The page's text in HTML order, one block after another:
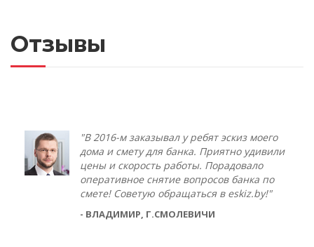
Отзывы
"В 2016-м заказывал у ребят эскиз моего
дома и смету для банка. Приятно удивили
цены и скорость работы. Порадовало
оперативное снятие вопросов банка по
смете! Советую обращаться в eskiz.by!"
- ВЛАДИМИР, Г.СМОЛЕВИЧИ